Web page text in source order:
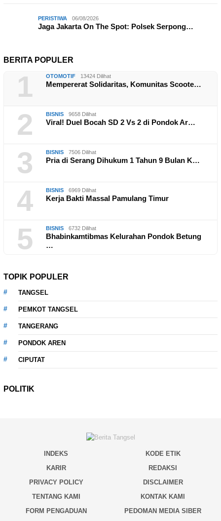
PERISTIWA 06/08/2026
Jaga Jakarta On The Spot: Polsek Serpong…
BERITA POPULER
1 OTOMOTIF 13424 Dilihat
Mempererat Solidaritas, Komunitas Scoote…
2 BISNIS 9658 Dilihat
Viral! Duel Bocah SD 2 Vs 2 di Pondok Ar…
3 BISNIS 7506 Dilihat
Pria di Serang Dihukum 1 Tahun 9 Bulan K…
4 BISNIS 6969 Dilihat
Kerja Bakti Massal Pamulang Timur
5 BISNIS 6732 Dilihat
Bhabinkamtibmas Kelurahan Pondok Betung
…
TOPIK POPULER
TANGSEL
PEMKOT TANGSEL
TANGERANG
PONDOK AREN
CIPUTAT
POLITIK
INDEKS
KODE ETIK
KARIR
REDAKSI
PRIVACY POLICY
DISCLAIMER
TENTANG KAMI
KONTAK KAMI
FORM PENGADUAN
PEDOMAN MEDIA SIBER